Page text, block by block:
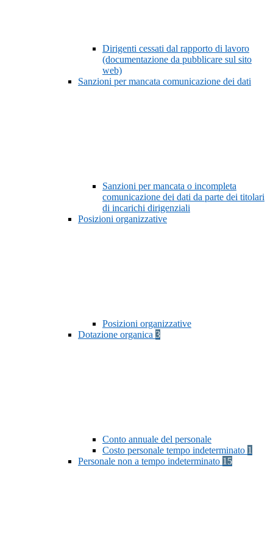
Dirigenti cessati dal rapporto di lavoro
(documentazione da pubblicare sul sito
web)
Sanzioni per mancata comunicazione dei dati
Sanzioni per mancata o incompleta
comunicazione dei dati da parte dei titolari
di incarichi dirigenziali
Posizioni organizzative
Posizioni organizzative
Dotazione organica 3
Conto annuale del personale
Costo personale tempo indeterminato 1
Personale non a tempo indeterminato 15